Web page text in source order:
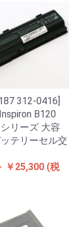
312-0416]
B120
リーズ 大容
テリーセル交
￥25,300 (税